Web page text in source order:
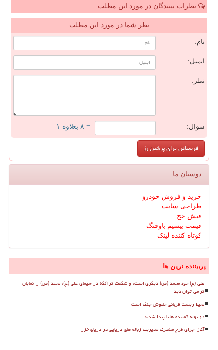
نظرات بینندگان در مورد این مطلب
نظر شما در مورد این مطلب
نام:
ایمیل:
نظر:
سوال: = ۸ بعلاوه ۱
دوستان ما
خرید و فروش خودرو
طراحی سایت
فیش حج
قیمت بیسیم باوفنگ
کوتاه کننده لینک
پربیننده ترین ها
علی (ع) خود محمد (ص) دیگری است، و شگفت تر آنکه در سیمای علی (ع)، محمد (ص) را نمایان
تر می توان دید
محیط زیست قربانی خاموش جنگ است
دو توله گمشده هلیا پیدا شدند
آغاز اجرای طرح مشترک مدیریت زباله های دریایی در دریای خزر